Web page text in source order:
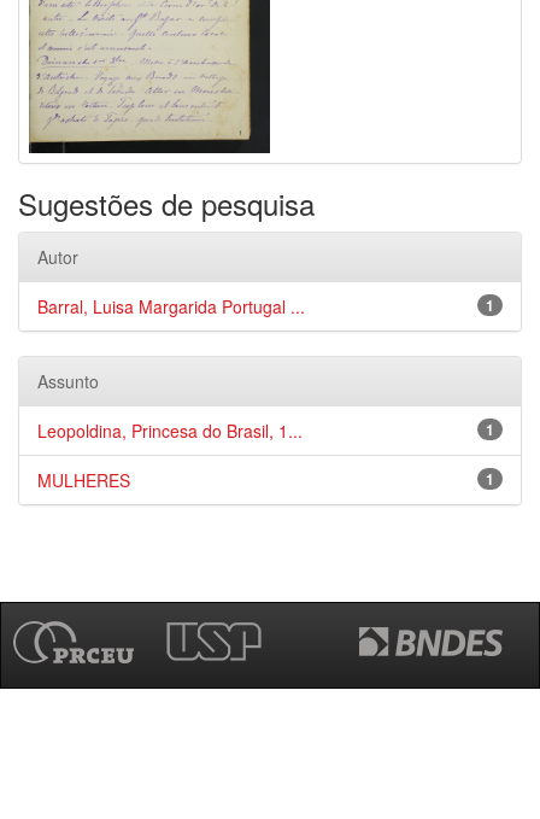
Sugestões de pesquisa
Autor
1
Barral, Luisa Margarida Portugal ...
Assunto
1
Leopoldina, Princesa do Brasil, 1...
1
MULHERES